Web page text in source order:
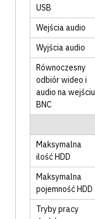
USB
Wejścia audio
Wyjścia audio
Równoczesny
odbiór wideo i
audio na wejściu
BNC
Maksymalna
ilość HDD
Maksymalna
pojemność HDD
Tryby pracy